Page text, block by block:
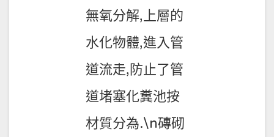
無氧分解,上層的
水化物體,進入管
道流走,防止了管
道堵塞化糞池按
材質分為.\n磚砌